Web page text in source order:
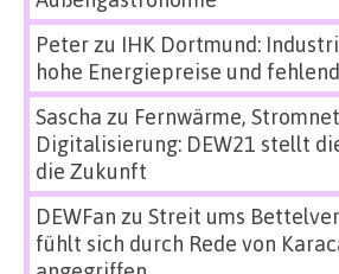
Peterzu IHK Dortmund:
hohe Energiepreise und
Sascha zu Fernwärme,
Digitalisierung: DEW21 stellt
die Zukunft
DEWFan zu Streit ums
fühlt sich durch Rede von